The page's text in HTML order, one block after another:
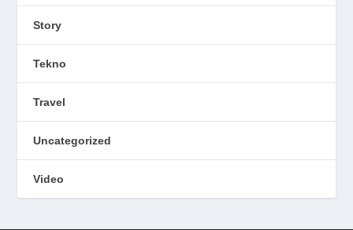
Story
Tekno
Travel
Uncategorized
Video